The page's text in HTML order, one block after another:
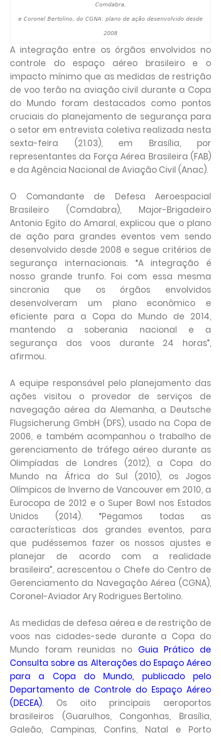
Comdabra,
e Coronel Bertolino, do CGNA: plano de ação desenvolvido desde
2008
A integração entre os órgãos envolvidos no
controle do espaço aéreo brasileiro e o
impacto mínimo que as medidas de restrição
de voo terão na aviação civil durante a Copa
do Mundo foram destacados como pontos
cruciais do planejamento de segurança para
o setor em entrevista coletiva realizada nesta
sexta-feira (21.03), em Brasília, por
representantes da Força Aérea Brasileira (FAB)
e da Agência Nacional de Aviação Civil (Anac).
O Comandante de Defesa Aeroespacial
Brasileiro (Comdabra), Major-Brigadeiro
Antonio Egito do Amaral, explicou que o plano
de ação para grandes eventos vem sendo
desenvolvido desde 2008 e segue critérios de
segurança internacionais. “A integração é
nosso grande trunfo. Foi com essa mesma
sincronia que os órgãos envolvidos
desenvolveram um plano econômico e
eficiente para a Copa do Mundo de 2014,
mantendo a soberania nacional e a
segurança dos voos durante 24 horas”,
afirmou.
A equipe responsável pelo planejamento das
ações visitou o provedor de serviços de
navegação aérea da Alemanha, a Deutsche
Flugsicherung GmbH (DFS), usado na Copa de
2006, e também acompanhou o trabalho de
gerenciamento de tráfego aéreo durante as
Olimpíadas de Londres (2012), a Copa do
Mundo na África do Sul (2010), os Jogos
Olímpicos de Inverno de Vancouver em 2010, a
Eurocopa de 2012 e o Super Bowl nos Estados
Unidos (2014). “Pegamos todas as
características dos grandes eventos, para
que pudéssemos fazer os nossos ajustes e
planejar de acordo com a realidade
brasileira”, acrescentou o Chefe do Centro de
Gerenciamento da Navegação Aérea (CGNA),
Coronel-Aviador Ary Rodrigues Bertolino.
As medidas de defesa aérea e de restrição de
voos nas cidades-sede durante a Copa do
Mundo foram reunidas no Guia Prático de
Consulta sobre as Alterações do Espaço Aéreo
para a Copa do Mundo, publicado pelo
Departamento de Controle do Espaço Aéreo
(DECEA). Os oito principais aeroportos
brasileiros (Guarulhos, Congonhas, Brasília,
Galeão, Campinas, Confins, Natal e Porto